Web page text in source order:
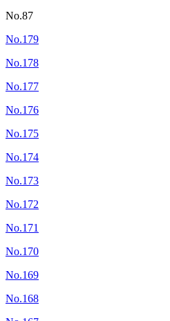
No.87
No.179
No.178
No.177
No.176
No.175
No.174
No.173
No.172
No.171
No.170
No.169
No.168